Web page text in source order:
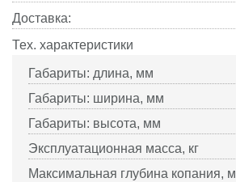
Доставка:
Тех. характеристики
Габариты: длина, мм
Габариты: ширина, мм
Габариты: высота, мм
Эксплуатационная масса, кг
Максимальная глубина копания, м